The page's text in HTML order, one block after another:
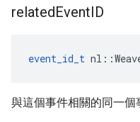
relatedEventID
event_id_t
與這個事件相關的同一個